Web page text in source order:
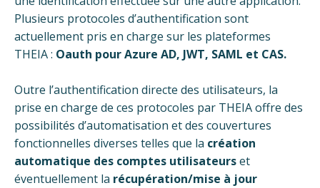
Plusieurs protocoles d’authentification sont
actuellement pris en charge sur les plateformes
THEIA : Oauth pour Azure AD, JWT, SAML et CAS.
Outre l’authentification directe des utilisateurs, la
prise en charge de ces protocoles par THEIA offre des
possibilités d’automatisation et des couvertures
fonctionnelles diverses telles que la création
automatique des comptes utilisateurset
éventuellement la récupération/mise à jour